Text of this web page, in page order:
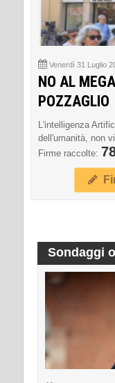
Venerdì 31 Luglio
NO AL
POZZAGLIO
L'intelligenza
dell'umanità, non
Firme raccolte:
Sondaggi